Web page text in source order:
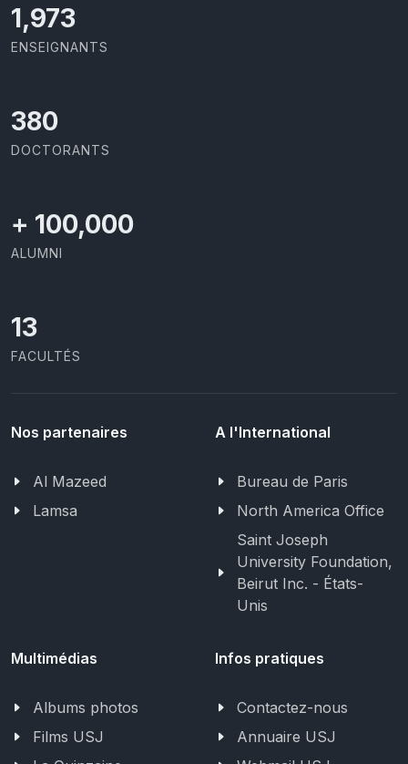
2,142
ENSEIGNANTS
414
DOCTORANTS
+ 100,000
ALUMNI
13
FACULTÉS
Nos partenaires
Al Mazeed
Lamsa
A l'International
Bureau de Paris
North America Office
Saint Joseph
University Foundation,
Beirut Inc. - États-
Unis
Multimédias
Albums photos
Films USJ
Infos pratiques
Contactez-nous
Annuaire USJ